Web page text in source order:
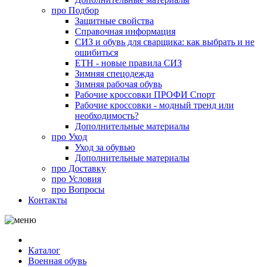
про Подбор
Защитные свойства
Справочная информация
СИЗ и обувь для сварщика: как выбрать и не
ошибиться
ЕТН - новые правила СИЗ
Зимняя спецодежда
Зимняя рабочая обувь
Рабочие кроссовки ПРОФИ Спорт
Рабочие кроссовки - модный тренд или
необходимость?
Дополнительные материалы
про Уход
Уход за обувью
Дополнительные материалы
про Доставку
про Условия
про Вопросы
Контакты
Каталог
Военная обувь